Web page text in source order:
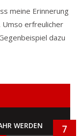
meine Erinnerung
Umso erfreulicher
dazu
WERDEN 7